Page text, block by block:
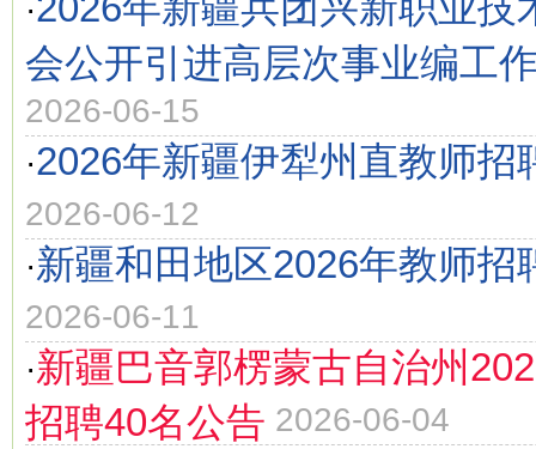
·
会公开引进高层次事业编工
2026-06-15
·2026年新疆伊犁州直教师招
2026-06-12
·新疆和田地区2026年教师招
2026-06-11
·新疆巴音郭楞蒙古自治州
招聘40名公告 2026-06-04